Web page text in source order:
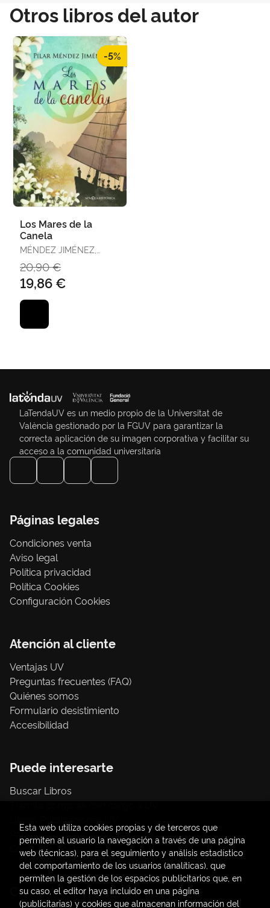
Otros libros del autor
-5%
Los Mares de la
Canela
MÉNDEZ JIMÉNEZ,
20,90 €
19,86 €
LaTendaUV es un medio propio de la Universitat de
València gestionado por la FGUV para garantizar la
correcta aplicación de su imagen corporativa y facilitar su
acceso a la comunidad universitaria
Páginas legales
Condiciones venta
Aviso legal
Política privacidad
Política Cookies
Configuración Cookies
Atención al cliente
Ventajas UV
Preguntas frecuentes (FAQ)
Quiénes somos
Formulario desistimiento
Accesibilidad
Puede interesarte
Buscar Libros
Papelería / material oficina
Consumo Sostenible
Contacto
Esta web utiliza cookies propias y de terceros que
permiten al usuario la navegación a través de una página
web (técnicas), para el seguimiento y análisis estadístico
del comportamiento de los usuarios (analíticas), que
permiten la gestión de los espacios publicitarios que, en
su caso, el editor haya incluido en una página
(publicitarias) y cookies que almacenan información del